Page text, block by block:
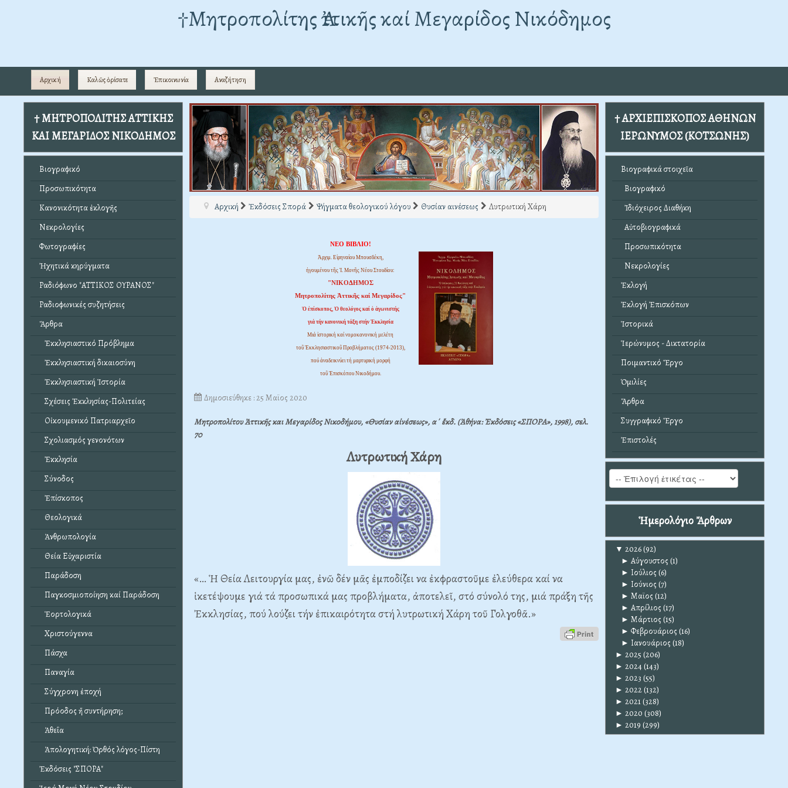
†Mητροπολίτης Ἀττικῆς καί Μεγαρίδος Νικόδημος
Αρχική Καλῶς ὁρίσατε Ἐπικοινωνία Αναζήτηση
† ΜΗΤΡΟΠΟΛΙΤΗΣ ΑΤΤΙΚΗΣ
ΚΑΙ ΜΕΓΑΡΙΔΟΣ ΝΙΚΟΔΗΜΟΣ
Βιογραφικό
Προσωπικότητα
Κανονικότητα ἐκλογῆς
Νεκρολογίες
Φωτογραφίες
Ἠχητικά κηρύγματα
Ραδιόφωνο "ΑΤΤΙΚΟΣ ΟΥΡΑΝΟΣ"
Ραδιοφωνικές συζητήσεις
Ἄρθρα
Ἐκκλησιαστικό Πρόβλημα
Ἐκκλησιαστική δικαιοσύνη
Ἐκκλησιαστική Ἱστορία
Σχέσεις Ἐκκλησίας-Πολιτείας
Οἰκουμενικό Πατριαρχεῖο
Σχολιασμός γενονότων
Ἐκκλησία
Σύνοδος
Ἐπίσκοπος
Θεολογικά
Ἀνθρωπολογία
Θεία Εὐχαριστία
Παράδοση
Παγκοσμιοποίηση καί Παράδοση
Ἑορτολογικά
Χριστούγεννα
Πάσχα
Παναγία
Σύγχρονη ἐποχή
Πρόοδος ἤ συντήρηση;
Ἀθεΐα
Ἀπολογητική: Ὀρθός λόγος-Πίστη
Ἐκδόσεις "ΣΠΟΡΑ"
Αρχική Ἐκδόσεις Σπορά Ψήγματα θεολογικού λόγου Θυσίαν αινέσεως Λυτρωτική Χάρη
ΝΕΟ ΒΙΒΛΙΟ!
Ἀρχιμ. Εἰρηναίου Μπουσδέκη,
ἡγουμένου τῆς Ἱ. Μονῆς Νέου Στουδίου:
"ΝΙΚΟΔΗΜΟΣ
Μητροπολίτης Ἀττικῆς καί Μεγαρίδος"
Ὁ ἐπίσκοπος, Ὁ θεολόγος καί ὁ ἀγωνιστής
γιά τήν κανονική τάξη στήν Ἐκκλησία
Μιά ἱστορική καί νομοκανονική μελέτη
τοῦ Ἐκκλησιαστικοῦ Προβλήματος (1974-2013),
πού ἀναδεικνύει τή μαρτυρική μορφή
τοῦ Ἐπισκόπου Νικοδήμου.
Δημοσιεύθηκε : 25 Μαϊος 2020
Μητροπολίτου Ἀττικῆς και Μεγαρίδος Νικοδήμου, «Θυσίαν αἰνέσεως», α΄ ἔκδ. (Ἀθήνα: Ἐκδόσεις «ΣΠΟΡΑ», 1998), σελ.
70
Λυτρωτική Χάρη
«… Ἡ Θεία Λειτουργία μας, ἐνῶ δέν μᾶς ἐμποδίζει να ἐκφραστοῦμε ἐλεύθερα καί να
ἱκετέψουμε γιά τά προσωπικά μας προβλήματα, ἀποτελεῖ, στό σύνολό της, μιά πράξη τῆς
Ἐκκλησίας, πού λούζει τήν ἐπικαιρότητα στή λυτρωτική Χάρη τοῦ Γολγοθᾶ.»
† ΑΡΧΙΕΠΙΣΚΟΠΟΣ ΑΘΗΝΩΝ
ΙΕΡΩΝΥΜΟΣ (ΚΟΤΣΩΝΗΣ)
Βιογραφικά στοιχεῖα
Βιογραφικό
Ἰδιόχειρος Διαθήκη
Αὐτοβιογραφικά
Προσωπικότητα
Νεκρολογίες
Ἐκλογή
Ἐκλογή Ἐπισκόπων
Ἱστορικά
Ἱερώνυμος - Δικτατορία
Ποιμαντικό Ἔργο
Ὁμιλίες
Ἄρθρα
Συγγραφικό Ἔργο
Ἐπιστολές
Ἡμερολόγιο Ἄρθρων
▼ 2026(92)
► Αύγουστος (1)
► Ιούλιος (6)
► Ιούνιος (7)
► Μαϊος (12)
► Απρίλιος (17)
► Μάρτιος (15)
► Φεβρουάριος (16)
► Ιανουάριος (18)
► 2025 (206)
► 2024(143)
► 2023 (55)
► 2022(132)
► 2021(328)
► 2020 (308)
► 2019 (299)